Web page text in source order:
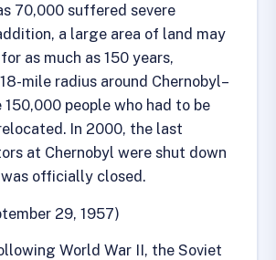
70,000 suffered severe
a large area of land may
as much as 150 years,
mile radius around Chernobyl–
150,000 people who had to be
In 2000, the last
at Chernobyl were shut down
officially closed.
29, 1957)
World War II, the Soviet